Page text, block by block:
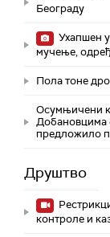
Београду
Ухапшен
мучење,
Пола тоне
Осумњичени
Добановцима
предложило
Друштво
контроле и